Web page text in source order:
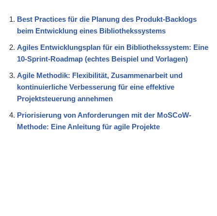
Best Practices für die Planung des Produkt-Backlogs
beim Entwicklung eines Bibliothekssystems
Agiles Entwicklungsplan für ein Bibliothekssystem: Eine
10-Sprint-Roadmap (echtes Beispiel und Vorlagen)
Agile Methodik: Flexibilität, Zusammenarbeit und
kontinuierliche Verbesserung für eine effektive
Projektsteuerung annehmen
Priorisierung von Anforderungen mit der MoSCoW-
Methode: Eine Anleitung für agile Projekte